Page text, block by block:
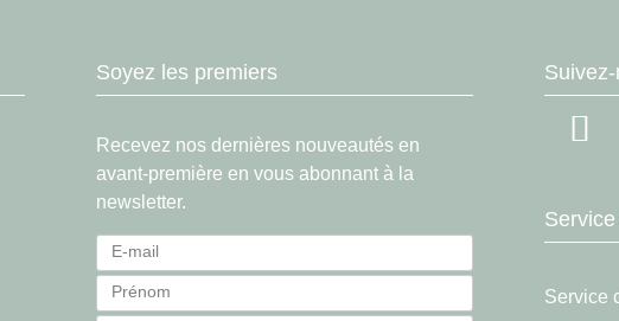
Soyez les premiers
Recevez nos dernières nouveautés en
avant-première en vous abonnant à la
newsletter.
Service